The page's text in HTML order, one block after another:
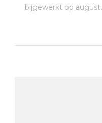
bijgewerkt op